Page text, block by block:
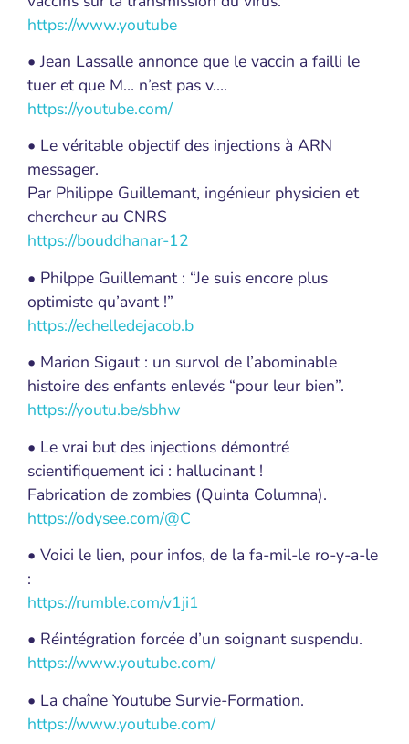
https://www.youtube
• Jean Lassalle annonce que le vaccin a failli le
tuer et que M… n’est pas v….
https://youtube.com/
• Le véritable objectif des injections à ARN
messager.
Par Philippe Guillemant, ingénieur physicien et
chercheur au CNRS
https://bouddhanar-12
• Philppe Guillemant : “Je suis encore plus
optimiste qu’avant !”
https://echelledejacob.b
• Marion Sigaut : un survol de l’abominable
histoire des enfants enlevés “pour leur bien”.
https://youtu.be/sbhw
• Le vrai but des injections démontré
scientifiquement ici : hallucinant !
Fabrication de zombies (Quinta Columna).
https://odysee.com/@C
• Voici le lien, pour infos, de la fa-mil-le ro-y-a-le
:
https://rumble.com/v1ji1
• Réintégration forcée d’un soignant suspendu.
https://www.youtube.com/
• La chaîne Youtube Survie-Formation.
https://www.youtube.com/